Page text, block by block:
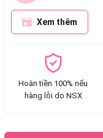
Xem thêm
Hoàn tiền 100% nếu
hàng lỗi do NSX